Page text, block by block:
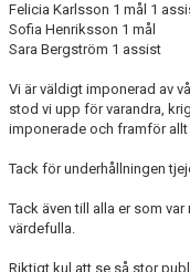
Felicia Karlsson 1 mål 1
Sofia Henriksson 1 mål
Sara Bergström 1 assist
Vi är väldigt imponerad av
stod vi upp för varandra,
imponerade och framför
Tack för underhållningen
Tack även till alla er som
värdefulla.
Riktigt kul att se så stor